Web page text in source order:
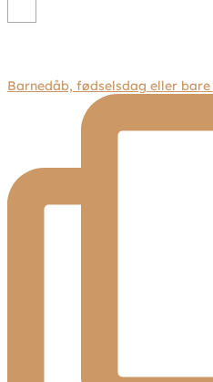
Barnedåb, fødselsdag eller